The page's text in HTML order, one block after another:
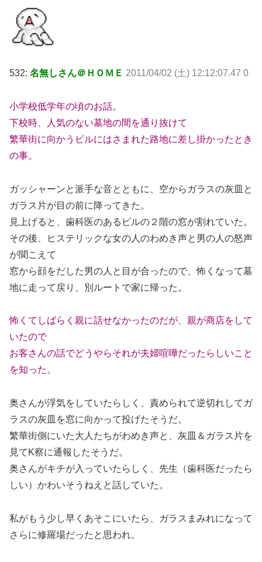
532: 名無しさん＠ＨＯＭＥ 2011/04/02 (土) 12:12:07.47 0
小学校低学年の頃のお話。
下校時、人気のない墓地の間を通り抜けて
繁華街に向かうビルにはさまれた路地に差し掛かったとき
の事。
ガッシャーンと派手な音とともに、空からガラスの灰皿と
ガラス片が目の前に降ってきた。
見上げると、歯科医のあるビルの２階の窓が割れていた。
その後、ヒステリックな女の人のわめき声と男の人の怒声
が聞こえて
窓から顔をだした男の人と目が合ったので、怖くなって墓
地に走って戻り、別ルートで家に帰った。
怖くてしばらく親に話せなかったのだが、親が商店をして
いたので
お客さんの話でどうやらそれが夫婦喧嘩だったらしいこと
を知った。
奥さんが浮気をしていたらしく、責められて逆切れしてガ
ラスの灰皿を窓に向かって投げたそうだ。
繁華街側にいた大人たちがわめき声と、灰皿＆ガラス片を
見てK察に通報したそうだ。
奥さんがキチが入っていたらしく、先生（歯科医だったら
しい）かわいそうねえと話していた。
私がもう少し早くあそこにいたら、ガラスまみれになって
さらに修羅場だったと思われ。